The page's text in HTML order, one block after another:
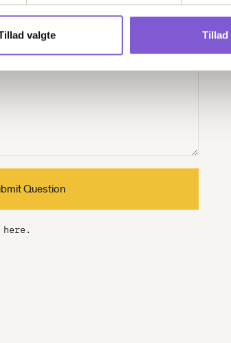
valgte Tillad